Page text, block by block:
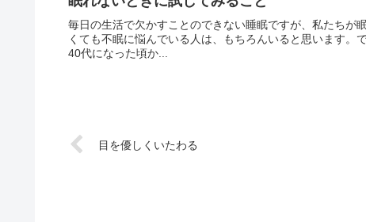
毎日の生活で欠かすことのできない睡眠ですが、私たちが
くても不眠に悩んでいる人は、もちろんいると思います。
40代になった頃か...
目を優しくいたわる